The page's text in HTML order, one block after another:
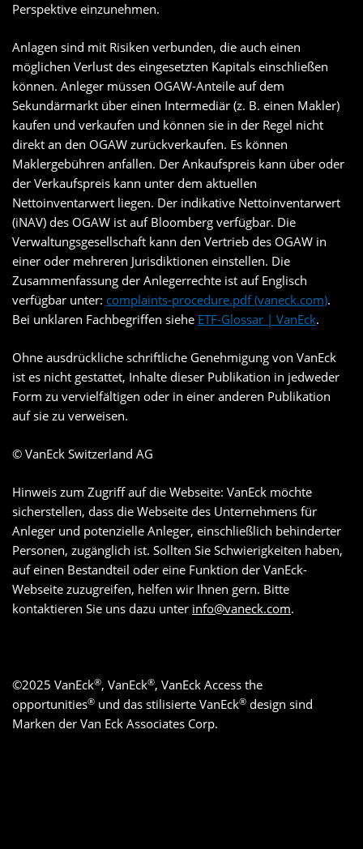
Perspektive einzunehmen.
Anlagen sind mit Risiken verbunden, die auch einen
möglichen Verlust des eingesetzten Kapitals einschließen
können. Anleger müssen OGAW-Anteile auf dem
Sekundärmarkt über einen Intermediär (z. B. einen Makler)
kaufen und verkaufen und können sie in der Regel nicht
direkt an den OGAW zurückverkaufen. Es können
Maklergebühren anfallen. Der Ankaufspreis kann über oder
der Verkaufspreis kann unter dem aktuellen
Nettoinventarwert liegen. Der indikative Nettoinventarwert
(iNAV) des OGAW ist auf Bloomberg verfügbar. Die
Verwaltungsgesellschaft kann den Vertrieb des OGAW in
einer oder mehreren Jurisdiktionen einstellen. Die
Zusammenfassung der Anlegerrechte ist auf Englisch
verfügbar unter: complaints-procedure.pdf (vaneck.com).
Bei unklaren Fachbegriffen siehe ETF-Glossar | VanEck.
Ohne ausdrückliche schriftliche Genehmigung von VanEck
ist es nicht gestattet, Inhalte dieser Publikation in jedweder
Form zu vervielfältigen oder in einer anderen Publikation
auf sie zu verweisen.
© VanEck Switzerland AG
Hinweis zum Zugriff auf die Webseite: VanEck möchte
sicherstellen, dass die Webseite des Unternehmens für
Anleger und potenzielle Anleger, einschließlich behinderter
Personen, zugänglich ist. Sollten Sie Schwierigkeiten haben,
auf einen Bestandteil oder eine Funktion der VanEck-
Webseite zuzugreifen, helfen wir Ihnen gern. Bitte
kontaktieren Sie uns dazu unter info@vaneck.com.
©2025 VanEck®, VanEck®, VanEck Access the
opportunities® und das stilisierte VanEck® design sind
Marken der Van Eck Associates Corp.